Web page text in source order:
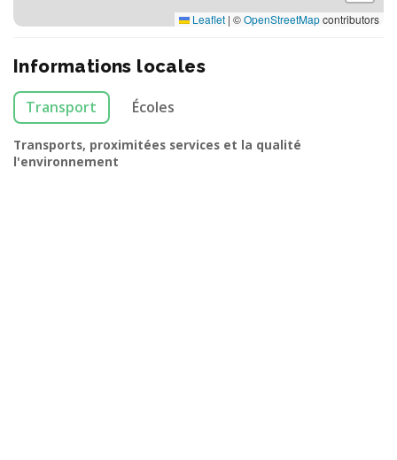
Leaflet | ©OpenStreetMapcontributors
Informations locales
Transport Écoles
Transports, proximitées services et la qualité
l'environnement